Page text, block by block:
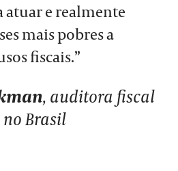
atuar e realmente
mais pobres a
fiscais.”
, auditora fiscal
Brasil